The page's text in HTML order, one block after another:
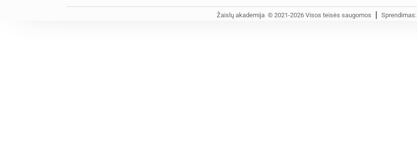
Žaislų akademija © 2021-2026 Visos teisės saugomos ┃ Sprendimas: